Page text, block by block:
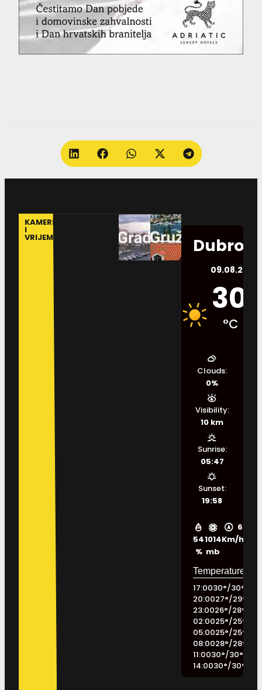
KAMERE
I
VRIJEME
09.08.2026.
30
°C
54
%
1014
mb
6
Km/h
Clouds:
0%
Visibility:
10 km
Sunrise:
05:47
Sunset:
19:58
17:0030°/30°
20:0027°/29°
23:0026°/28°
02:0025°/25°
05:0025°/25°
08:0028°/28°
11:0030°/30°
14:0030°/30°